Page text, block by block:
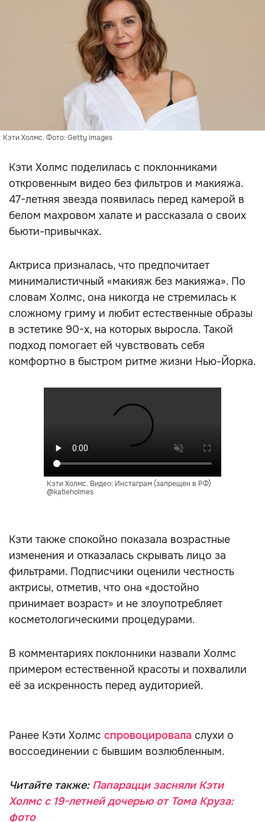
Кэти Холмс. Фото: Getty images
Кэти Холмс поделилась с поклонниками
откровенным видео без фильтров и макияжа.
47-летняя звезда появилась перед камерой в
белом махровом халате и рассказала о своих
бьюти-привычках.
Актриса призналась, что предпочитает
минималистичный «макияж без макияжа». По
словам Холмс, она никогда не стремилась к
сложному гриму и любит естественные образы
в эстетике 90-х, на которых выросла. Такой
подход помогает ей чувствовать себя
комфортно в быстром ритме жизни Нью-Йорка.
Кэти Холмс. Видео: Инстаграм (запрещен в РФ)
@katieholmes
Кэти также спокойно показала возрастные
изменения и отказалась скрывать лицо за
фильтрами. Подписчики оценили честность
актрисы, отметив, что она «достойно
принимает возраст» и не злоупотребляет
косметологическими процедурами.
В комментариях поклонники назвали Холмс
примером естественной красоты и похвалили
её за искренность перед аудиторией.
Ранее Кэти Холмс спровоцировала слухи о
воссоединении с бывшим возлюбленным.
Читайте также: Папарацци засняли Кэти
Холмс с 19-летней дочерью от Тома Круза:
фото